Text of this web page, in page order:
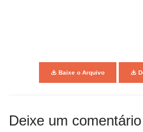
Baixe o Arquivo
Deixe um comentário